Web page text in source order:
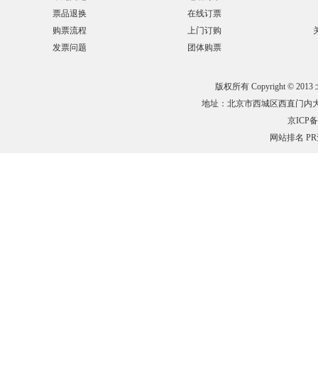
票品退换
购票流程
发票问题
在线订票
上门订购
团体购票
版权所有 Copyright © 2013
地址：北京市西城区西直门内
京ICP
网站排名